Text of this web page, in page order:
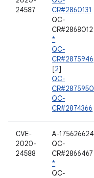
24587
CR#2860131
QC-
CR#2868012
*
QC-
CR#2875946
[2]
QC-
CR#2875950
QC-
CR#2874366
CVE-
2020-
24588
A-175626624
QC-
CR#2866467
*
QC-